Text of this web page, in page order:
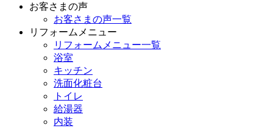
お客さまの声
お客さまの声一覧
リフォームメニュー
リフォームメニュー一覧
浴室
キッチン
洗面化粧台
トイレ
給湯器
内装